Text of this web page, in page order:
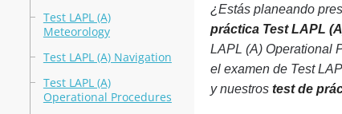
Test LAPL (A)
Meteorology
Test LAPL (A) Navigation
Test LAPL (A)
Operational Procedures
¿Estás planeando
práctica Test LAPL
LAPL (A) Operational
el examen de Test
y nuestros test de